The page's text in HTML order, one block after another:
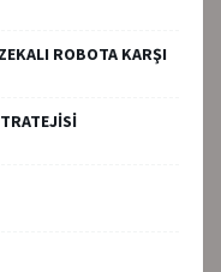
ROBOTA KARŞI